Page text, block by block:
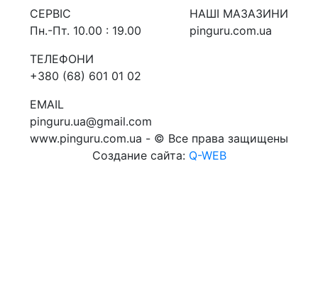
СЕРВIС
Пн.-Пт. 10.00 : 19.00
ТЕЛЕФОНИ
+380 (68) 601 01 02
EMAIL
pinguru.ua@gmail.com
НАШI МАЗАЗИНИ
pinguru.com.ua
www.pinguru.com.ua - © Все права защищены
Создание сайта: Q-WEB